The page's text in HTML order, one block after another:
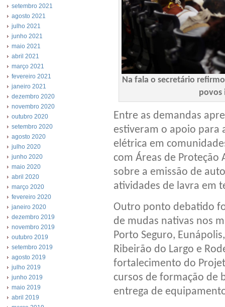
setembro 2021
agosto 2021
julho 2021
junho 2021
maio 2021
abril 2021
março 2021
fevereiro 2021
janeiro 2021
dezembro 2020
novembro 2020
outubro 2020
setembro 2020
agosto 2020
julho 2020
junho 2020
maio 2020
abril 2020
março 2020
fevereiro 2020
janeiro 2020
dezembro 2019
novembro 2019
outubro 2019
setembro 2019
agosto 2019
julho 2019
junho 2019
maio 2019
abril 2019
Na fala o secretário
povos
Entre as demandas
estiveram o apoio para
elétrica em
com Áreas de Proteção
sobre a emissão de
atividades de lavra em
Outro ponto debatido
de mudas nativas nos
Porto Seguro,
Ribeirão do Largo e
fortalecimento do
cursos de formação de
entrega de